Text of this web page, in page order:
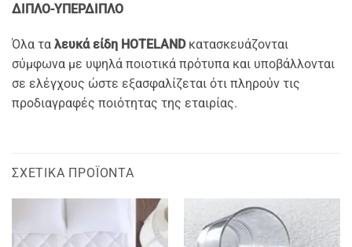
ΔΙΠΛΟ-ΥΠΕΡΔΙΠΛΟ
Όλα τα λευκά είδη HOTELANDκατασκευάζονται
σύμφωνα με υψηλά ποιοτικά πρότυπα και υποβάλλονται
σε ελέγχους ώστε εξασφαλίζεται ότι πληρούν τις
προδιαγραφές ποιότητας της εταιρίας.
ΣΧΕΤΙΚΆ ΠΡΟΪΌΝΤΑ